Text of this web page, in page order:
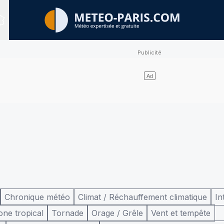
expertisés
Chronique météo Climat / Réchauffement climatique
tropical
Tornade Orage / Grêle Vent et tempête